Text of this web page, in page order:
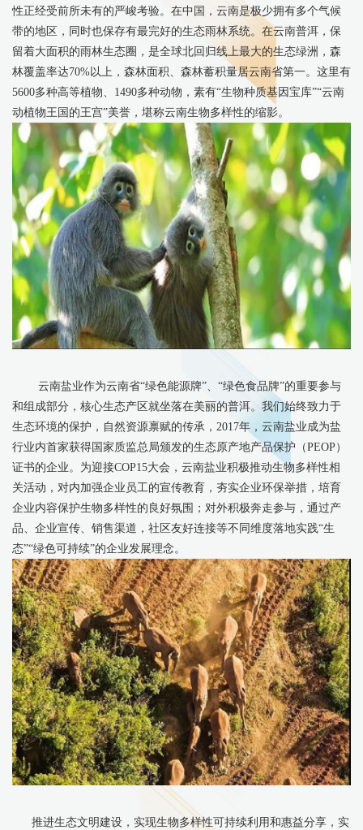
性正经受前所未有的严峻考验。在中国，云南是极少拥有多个气候
带的地区，同时也保存有最完好的生态雨林系统。在云南普洱，保
留着大面积的雨林生态圈，是全球北回归线上最大的生态绿洲，森
林覆盖率达70%以上，森林面积、森林蓄积量居云南省第一。这里有
5600多种高等植物、1490多种动物，素有“生物种质基因宝库”“云南
动植物王国的王宫”美誉，堪称云南生物多样性的缩影。
云南盐业作为云南省“绿色能源牌”、“绿色食品牌”的重要参与
和组成部分，核心生态产区就坐落在美丽的普洱。我们始终致力于
生态环境的保护，自然资源禀赋的传承，2017年，云南盐业成为盐
行业内首家获得国家质监总局颁发的生态原产地产品保护（PEOP）
证书的企业。为迎接COP15大会，云南盐业积极推动生物多样性相
关活动，对内加强企业员工的宣传教育，夯实企业环保举措，培育
企业内容保护生物多样性的良好氛围；对外积极奔走参与，通过产
品、企业宣传、销售渠道，社区友好连接等不同维度落地实践“生
态”“绿色可持续”的企业发展理念。
推进生态文明建设，实现生物多样性可持续利用和惠益分享，实